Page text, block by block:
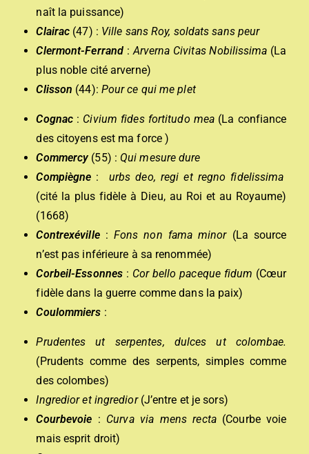
naît la puissance)
Clairac (47) : Ville sans Roy, soldats sans peur
Clermont-Ferrand :Arverna Civitas Nobilissima (La
plus noble cité arverne)
Clisson (44): Pour ce qui me plet
Cognac : Civium fides fortitudo mea (La confiance
des citoyens est ma force )
Commercy(55) : Qui mesure dure
Compiègne : urbs deo, regi et regno fidelissima
(cité la plus fidèle à Dieu, au Roi et au Royaume)
(1668)
Contrexéville: Fons non fama minor(La source
n’est pas inférieure à sa renommée)
Corbeil-Essonnes : Cor bello paceque fidum (Cœur
fidèle dans la guerre comme dans la paix)
Coulommiers :
Prudentes ut serpentes, dulces ut colombae.
(Prudents comme des serpents, simples comme
des colombes)
Ingredior et ingredior(J’entre et je sors)
Courbevoie : Curva via mens recta(Courbe voie
mais esprit droit)